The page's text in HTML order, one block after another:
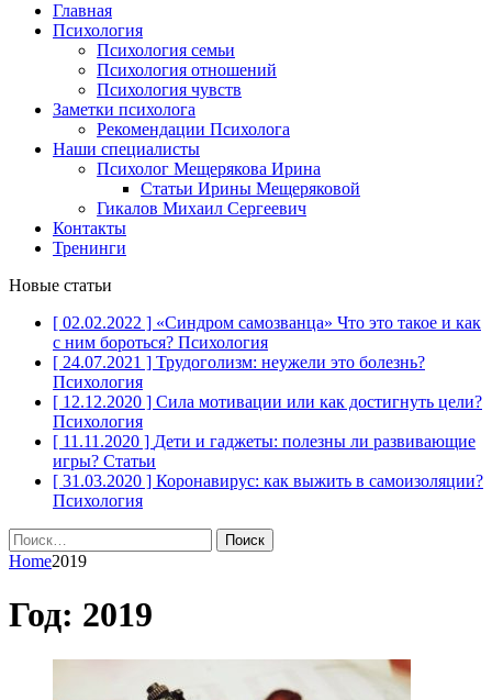
Главная
Психология
Психология семьи
Психология отношений
Психология чувств
Заметки психолога
Рекомендации Психолога
Наши специалисты
Психолог Мещерякова Ирина
Статьи Ирины Мещеряковой
Гикалов Михаил Сергеевич
Контакты
Тренинги
Новые статьи
[ 02.02.2022 ] «Синдром самозванца» Что это такое и как
с ним бороться? Психология
[ 24.07.2021 ] Трудоголизм: неужели это болезнь?
Психология
[ 12.12.2020 ] Сила мотивации или как достигнуть цели?
Психология
[ 11.11.2020 ] Дети и гаджеты: полезны ли развивающие
игры? Статьи
[ 31.03.2020 ] Коронавирус: как выжить в самоизоляции?
Психология
Найти:
Home2019
Год: 2019